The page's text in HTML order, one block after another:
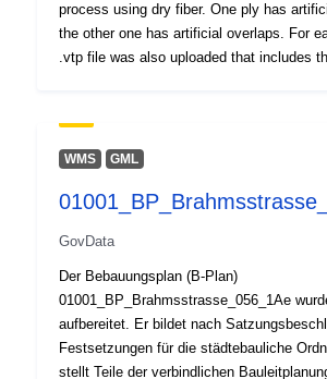
process using dry fiber. One ply has
the other one has artificial overlaps. For
.vtp file was also uploaded that includes
WMS GML
GovData
Der Bebauungsplan (B-Plan)
01001_BP_Brahmsstrasse_056_1Ae
aufbereitet. Er bildet nach
Festsetzungen für die städtebauliche
stellt Teile der verbindlichen